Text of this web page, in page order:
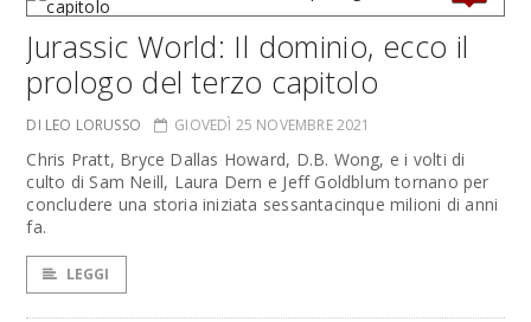
Jurassic World: Il dominio, ecco il
prologo del terzo capitolo
DI LEO LORUSSO GIOVEDÌ 25 NOVEMBRE 2021
Chris Pratt, Bryce Dallas Howard, D.B. Wong, e i volti di
culto di Sam Neill, Laura Dern e Jeff Goldblum tornano per
concludere una storia iniziata sessantacinque milioni di anni
fa.
LEGGI